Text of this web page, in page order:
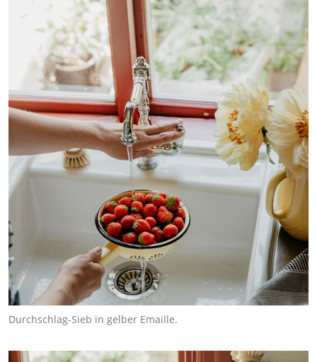
Durchschlag-Sieb in gelber Emaille.